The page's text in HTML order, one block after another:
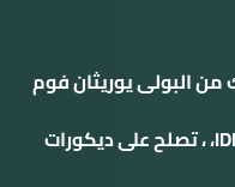
البولی یوریثان فوم
عالية و تفاصيل ثرى دى من انتاج IDM، ، تصلح على ديكورات